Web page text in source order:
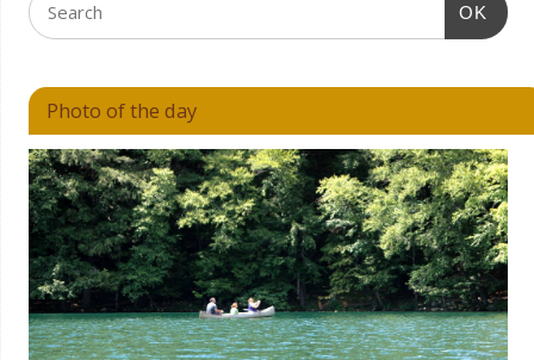
OK
Photo of the day